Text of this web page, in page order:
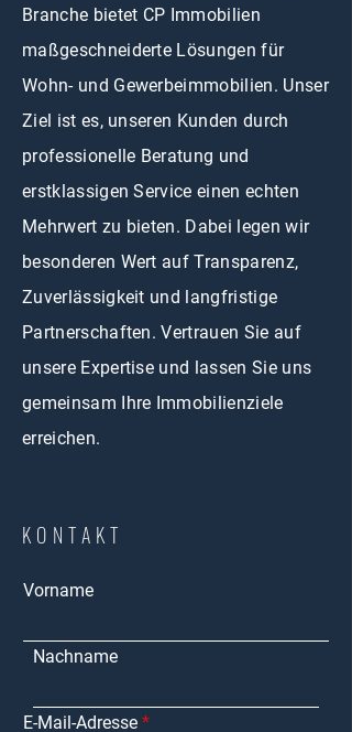
Branche bietet CP Immobilien
maßgeschneiderte Lösungen für
Wohn- und Gewerbeimmobilien. Unser
Ziel ist es, unseren Kunden durch
professionelle Beratung und
erstklassigen Service einen echten
Mehrwert zu bieten. Dabei legen wir
besonderen Wert auf Transparenz,
Zuverlässigkeit und langfristige
Partnerschaften. Vertrauen Sie auf
unsere Expertise und lassen Sie uns
gemeinsam Ihre Immobilienziele
erreichen.
KONTAKT
Vorname
Nachname
E-Mail-Adresse